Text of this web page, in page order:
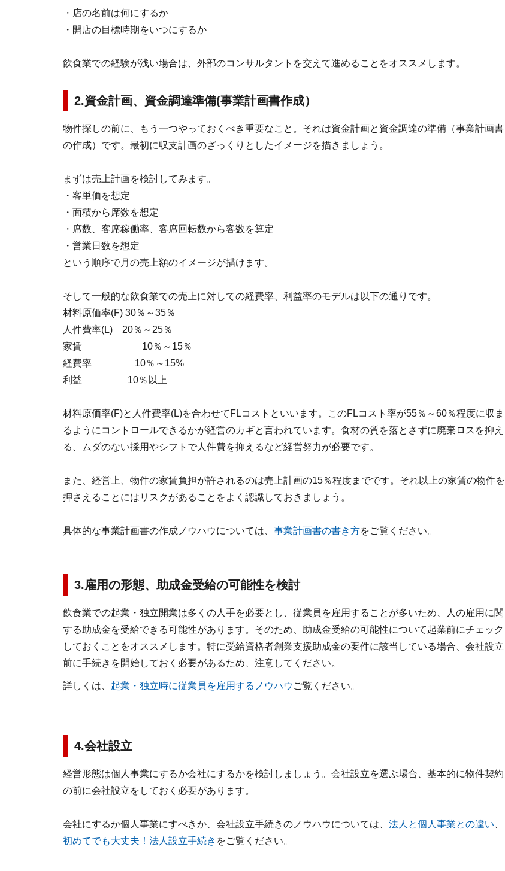
・店の名前は何にするか
・開店の目標時期をいつにするか
飲食業での経験が浅い場合は、外部のコンサルタントを交えて進めることをオススメします。
2.資金計画、資金調達準備(事業計画書作成）
物件探しの前に、もう一つやっておくべき重要なこと。それは資金計画と資金調達の準備（事業計画書
の作成）です。最初に収支計画のざっくりとしたイメージを描きましょう。
まずは売上計画を検討してみます。
・客単価を想定
・面積から席数を想定
・席数、客席稼働率、客席回転数から客数を算定
・営業日数を想定
という順序で月の売上額のイメージが描けます。
そして一般的な飲食業での売上に対しての経費率、利益率のモデルは以下の通りです。
材料原価率(F) 30％～35％
人件費率(L) 20％～25％
家賃 10％～15％
経費率 10％～15%
利益 10％以上
材料原価率(F)と人件費率(L)を合わせてFLコストといいます。このFLコスト率が55％～60％程度に収ま
るようにコントロールできるかが経営のカギと言われています。食材の質を落とさずに廃棄ロスを抑え
る、ムダのない採用やシフトで人件費を抑えるなど経営努力が必要です。
また、経営上、物件の家賃負担が許されるのは売上計画の15％程度までです。それ以上の家賃の物件を
押さえることにはリスクがあることをよく認識しておきましょう。
具体的な事業計画書の作成ノウハウについては、 事業計画書の書き方をご覧ください。
3.雇用の形態、助成金受給の可能性を検討
飲食業での起業・独立開業は多くの人手を必要とし、従業員を雇用することが多いため、人の雇用に関
する助成金を受給できる可能性があります。そのため、助成金受給の可能性について起業前にチェック
しておくことをオススメします。特に受給資格者創業支援助成金の要件に該当している場合、会社設立
前に手続きを開始しておく必要があるため、注意してください。
詳しくは、 起業・独立時に従業員を雇用するノウハウ ご覧ください。
4.会社設立
経営形態は個人事業にするか会社にするかを検討しましょう。会社設立を選ぶ場合、基本的に物件契約
の前に会社設立をしておく必要があります。
会社にするか個人事業にすべきか、会社設立手続きのノウハウについては、 法人と個人事業との違い
初めてでも大丈夫！法人設立手続き をご覧ください。